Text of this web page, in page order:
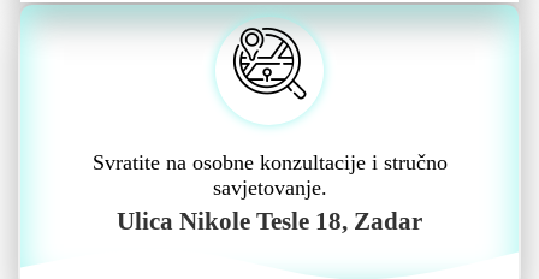
Svratite na osobne konzultacije i stručno
savjetovanje.
Ulica Nikole Tesle 18, Zadar